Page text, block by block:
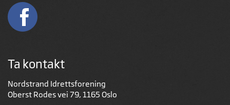
Ta kontakt
Nordstrand Idrettsforening
Oberst Rodes vei 79, 1165 Oslo